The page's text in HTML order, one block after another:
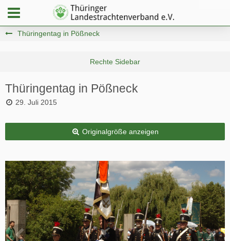
Thüringentag in Pößneck
Thüringentag in Pößneck
29. Juli 2015
Originalgröße anzeigen